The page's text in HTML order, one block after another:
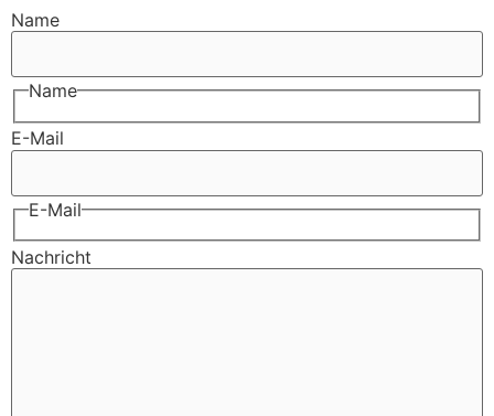
Name
Name
E-Mail
E-Mail
Nachricht